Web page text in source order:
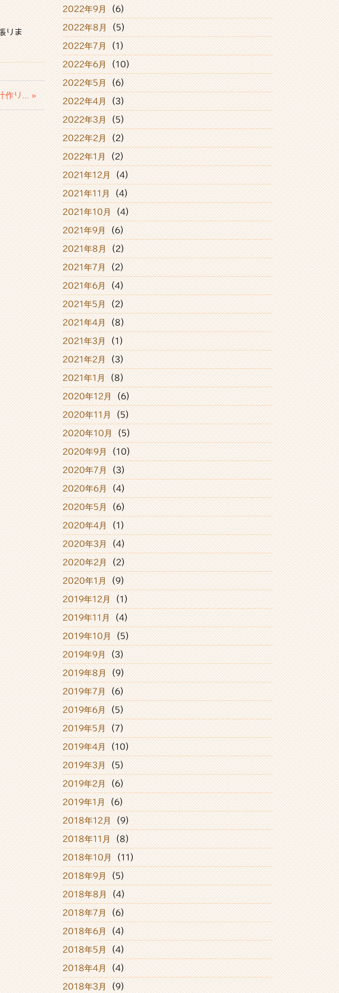
りま
作り... »
2022年9月 (6)
2022年8月 (5)
2022年7月 (1)
2022年6月 (10)
2022年5月 (6)
2022年4月 (3)
2022年3月 (5)
2022年2月 (2)
2022年1月 (2)
2021年12月 (4)
2021年11月 (4)
2021年10月 (4)
2021年9月 (6)
2021年8月 (2)
2021年7月 (2)
2021年6月 (4)
2021年5月 (2)
2021年4月 (8)
2021年3月 (1)
2021年2月 (3)
2021年1月 (8)
2020年12月 (6)
2020年11月 (5)
2020年10月 (5)
2020年9月 (10)
2020年7月 (3)
2020年6月 (4)
2020年5月 (6)
2020年4月 (1)
2020年3月 (4)
2020年2月 (2)
2020年1月 (9)
2019年12月 (1)
2019年11月 (4)
2019年10月 (5)
2019年9月 (3)
2019年8月 (9)
2019年7月 (6)
2019年6月 (5)
2019年5月 (7)
2019年4月 (10)
2019年3月 (5)
2019年2月 (6)
2019年1月 (6)
2018年12月 (9)
2018年11月 (8)
2018年10月 (11)
2018年9月 (5)
2018年8月 (4)
2018年7月 (6)
2018年6月 (4)
2018年5月 (4)
2018年4月 (4)
2018年3月 (9)